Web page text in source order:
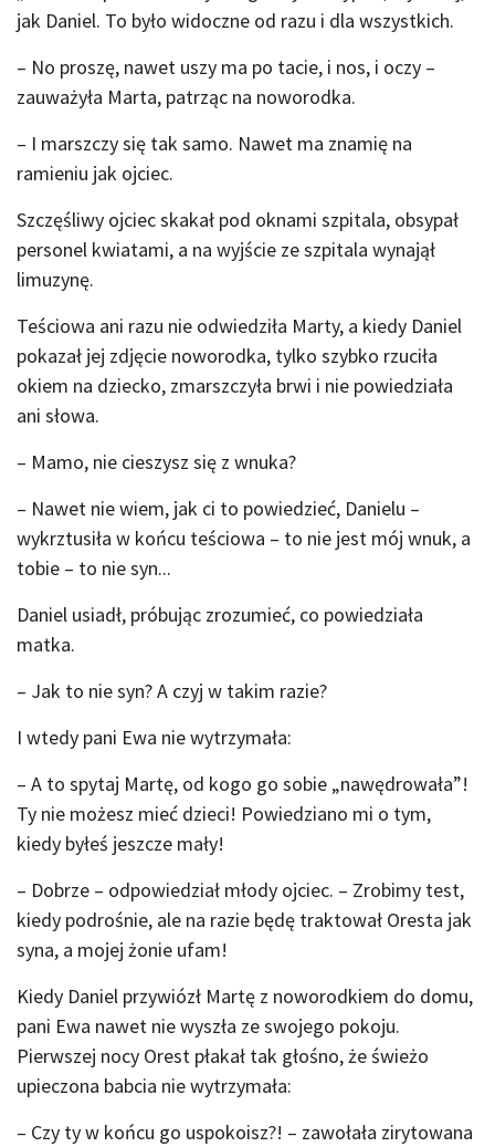
jak Daniel. To było widoczne od razu i dla wszystkich.
– No proszę, nawet uszy ma po tacie, i nos, i oczy –
zauważyła Marta, patrząc na noworodka.
– I marszczy się tak samo. Nawet ma znamię na
ramieniu jak ojciec.
Szczęśliwy ojciec skakał pod oknami szpitala, obsypał
personel kwiatami, a na wyjście ze szpitala wynajął
limuzynę.
Teściowa ani razu nie odwiedziła Marty, a kiedy Daniel
pokazał jej zdjęcie noworodka, tylko szybko rzuciła
okiem na dziecko, zmarszczyła brwi i nie powiedziała
ani słowa.
– Mamo, nie cieszysz się z wnuka?
– Nawet nie wiem, jak ci to powiedzieć, Danielu –
wykrztusiła w końcu teściowa – to nie jest mój wnuk, a
tobie – to nie syn...
Daniel usiadł, próbując zrozumieć, co powiedziała
matka.
– Jak to nie syn? A czyj w takim razie?
I wtedy pani Ewa nie wytrzymała:
– A to spytaj Martę, od kogo go sobie „nawędrowała”!
Ty nie możesz mieć dzieci! Powiedziano mi o tym,
kiedy byłeś jeszcze mały!
– Dobrze – odpowiedział młody ojciec. – Zrobimy test,
kiedy podrośnie, ale na razie będę traktował Oresta jak
syna, a mojej żonie ufam!
Kiedy Daniel przywiózł Martę z noworodkiem do domu,
pani Ewa nawet nie wyszła ze swojego pokoju.
Pierwszej nocy Orest płakał tak głośno, że świeżo
upieczona babcia nie wytrzymała:
– Czy ty w końcu go uspokoisz?! – zawołała zirytowana